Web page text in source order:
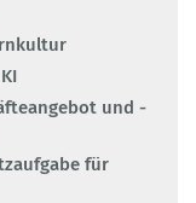
und -
für